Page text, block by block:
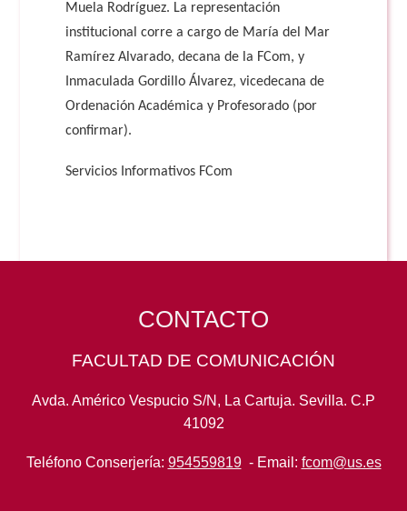
Muela Rodríguez. La representación
institucional corre a cargo de María del Mar
Ramírez Alvarado, decana de la FCom, y
Inmaculada Gordillo Álvarez, vicedecana de
Ordenación Académica y Profesorado (por
confirmar).
Servicios Informativos FCom
CONTACTO
FACULTAD DE COMUNICACIÓN
Avda. Américo Vespucio S/N, La Cartuja. Sevilla. C.P
41092
Teléfono Conserjería: 954559819- Email: fcom@us.es